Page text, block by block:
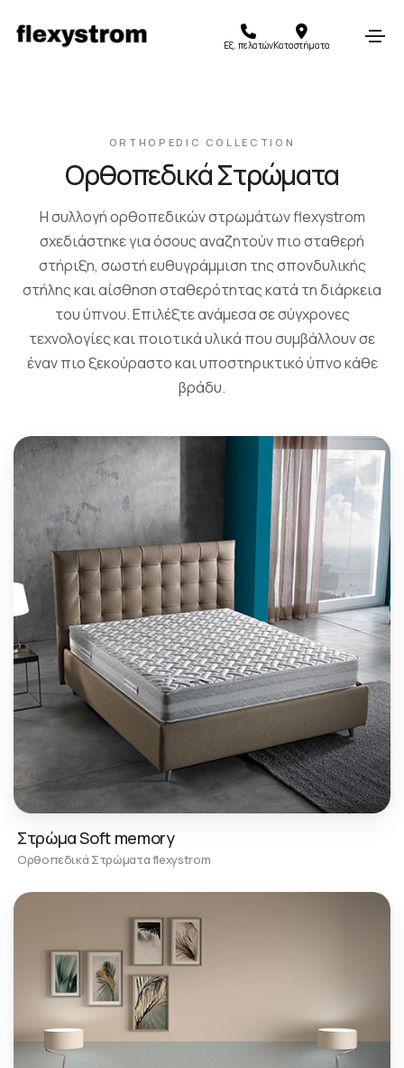
Εξ. πελατώνΚαταστήματα
ORTHOPEDIC COLLECTION
Ορθοπεδικά Στρώματα
Η συλλογή ορθοπεδικών στρωμάτων flexystrom
σχεδιάστηκε για όσους αναζητούν πιο σταθερή
στήριξη, σωστή ευθυγράμμιση της σπονδυλικής
στήλης και αίσθηση σταθερότητας κατά τη διάρκεια
του ύπνου. Επιλέξτε ανάμεσα σε σύγχρονες
τεχνολογίες και ποιοτικά υλικά που συμβάλλουν σε
έναν πιο ξεκούραστο και υποστηρικτικό ύπνο κάθε
βράδυ.
Στρώμα Soft memory
Ορθοπεδικά Στρώματα flexystrom